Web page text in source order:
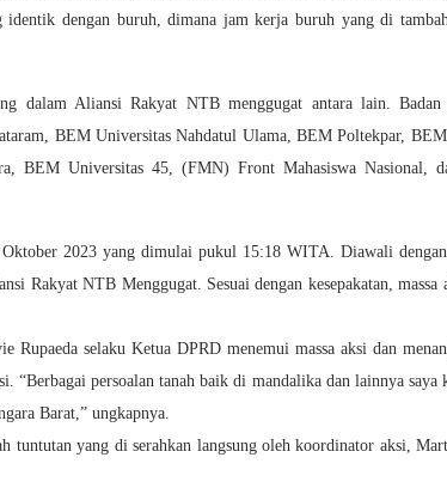
dengan buruh, dimana jam kerja buruh yang di
dalam Aliansi Rakyat NTB menggugat antara lain.
BEM Universitas Nahdatul Ulama, BEM Poltekpar,
BEM Universitas 45, (FMN) Front Mahasiswa Nasional,
2023 yang dimulai pukul 15:18 WITA. Diawali
Rakyat NTB Menggugat. Sesuai dengan kesepakatan,
selaku Ketua DPRD menemui massa aksi dan
“Berbagai persoalan tanah baik di mandalika dan lainnya
Barat,” ungkapnya.
tuntutan yang di serahkan langsung oleh koordinator aksi,